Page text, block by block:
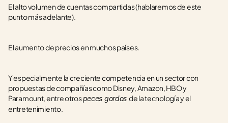
El alto volumen de cuentas compartidas (hablaremos de este
punto más adelante).
El aumento de precios en muchos países.
Y especialmente la creciente competencia en un sector con
propuestas de compañías como Disney, Amazon, HBO y
Paramount, entre otros peces gordos de la tecnología y el
entretenimiento.